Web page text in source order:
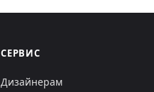
СЕРВИС
Дизайнерам